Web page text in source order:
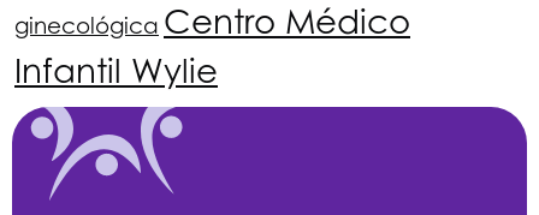
ginecológica Centro Médico
Infantil Wylie